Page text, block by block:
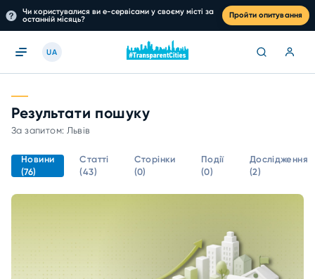
Чи користувалися ви е-сервісами у своєму місті за
останній місяць?
Пройти опитування
UA
Результати пошуку
За запитом: Львів
Новини
(76)
Статті
(43)
Сторінки
(0)
Події
(0)
Дослідження
(2)